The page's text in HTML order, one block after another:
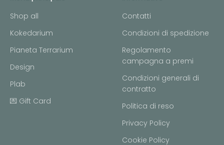
Shop all
Kokedarium
Pianeta Terrarium
Design
Plab
💌 Gift Card
Contatti
Condizioni di spedizione
Regolamento
campagna a premi
Condizioni generali di
contratto
Politica di reso
Privacy Policy
Cookie Policy